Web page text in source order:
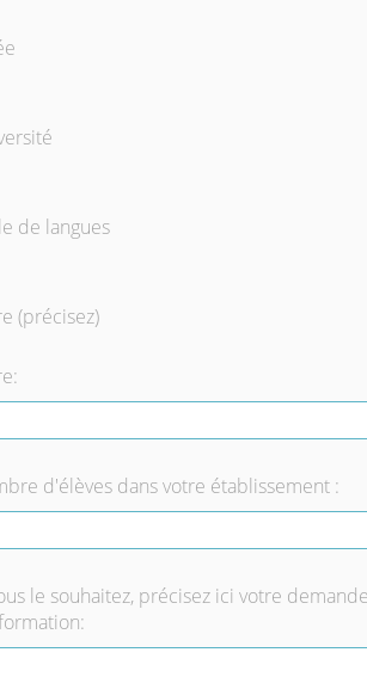
de langues
(précisez)
d'élèves dans votre établissement :
le souhaitez, précisez ici votre